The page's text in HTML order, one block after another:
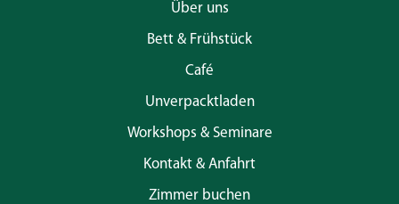
Über uns
Bett & Frühstück
Café
Unverpacktladen
Workshops & Seminare
Kontakt & Anfahrt
Zimmer buchen